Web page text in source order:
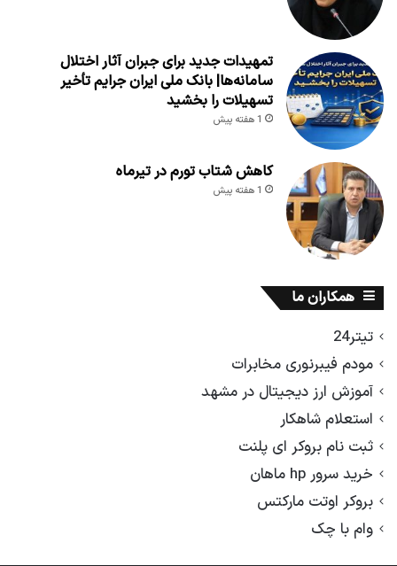
تمهیدات جدید برای جبران آثار اختلال
سامانه‌ها| بانک ملی ایران جرایم تأخیر
تسهیلات را بخشید
1 هفته پیش
کاهش شتاب تورم در تیرماه
1 هفته پیش
همکاران ما
تیتر24
مودم فیبرنوری مخابرات
آموزش ارز دیجیتال در مشهد
استعلام شاهکار
ثبت نام بروکر ای پلنت
خرید سرور hp ماهان
بروکر اوتت مارکتس
وام با چک